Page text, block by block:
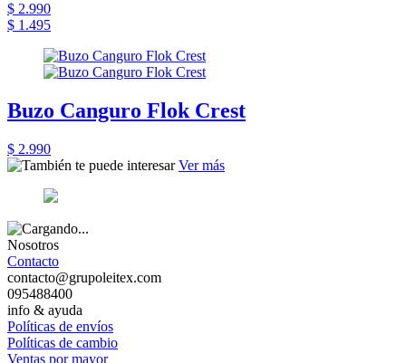
$ 2.990
$ 1.495
Buzo Canguro Flok Crest
$ 2.990
Ver más
Nosotros
Contacto
contacto@grupoleitex.com
095488400
info & ayuda
Políticas de envíos
Políticas de cambio
Ventas por mayor